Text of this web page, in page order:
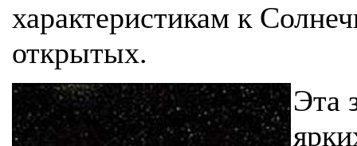
характеристикам к
открытых.
Эта